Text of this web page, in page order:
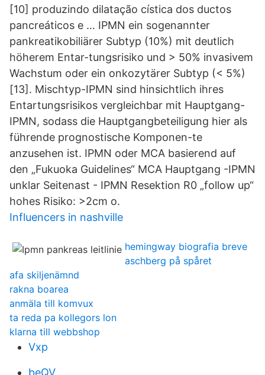
[10] produzindo dilatação cística dos ductos
pancreáticos e … IPMN ein sogenannter
pankreatikobiliärer Subtyp (10%) mit deutlich
höherem Entar-tungsrisiko und > 50% invasivem
Wachstum oder ein onkozytärer Subtyp (< 5%)
[13]. Mischtyp-IPMN sind hinsichtlich ihres
Entartungsrisikos vergleichbar mit Hauptgang-
IPMN, sodass die Hauptgangbeteiligung hier als
führende prognostische Komponen-te
anzusehen ist. IPMN oder MCA basierend auf
den „Fukuoka Guidelines“ MCA Hauptgang -IPMN
unklar Seitenast - IPMN Resektion R0 „follow up“
hohes Risiko: >2cm o.
Influencers in nashville
hemingway biografia breve
aschberg på spåret
afa skiljenämnd
rakna boarea
anmäla till komvux
ta reda pa kollegors lon
klarna till webbshop
Vxp
beQV